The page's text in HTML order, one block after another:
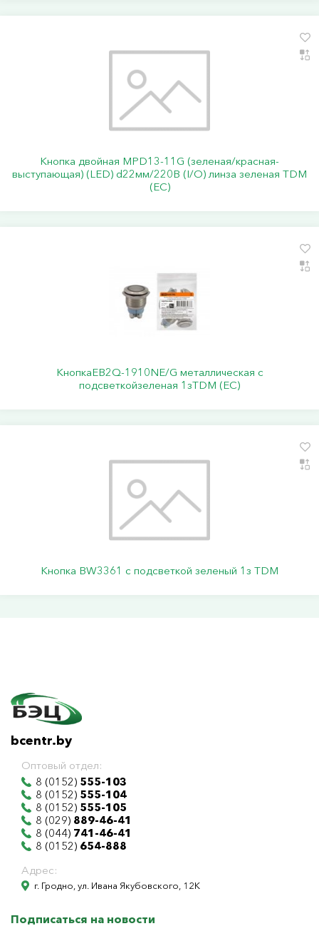
Кнопка двойная MPD13-11G (зеленая/красная-
выступающая) (LED) d22мм/220В (I/O) линза зеленая TDM
(ЕС)
КнопкаEB2Q-1910NE/G металлическая с
подсветкойзеленая 1зTDM (ЕС)
Кнопка BW3361 с подсветкой зеленый 1з TDM
bcentr.by
Оптовый отдел:
8 (0152) 555-103
8 (0152) 555-104
8 (0152) 555-105
8 (029) 889-46-41
8 (044) 741-46-41
8 (0152) 654-888
Адрес:
г. Гродно, ул. Ивана Якубовского, 12К
Подписаться на новости